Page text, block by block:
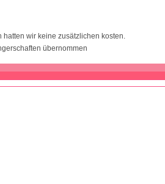
wir keine zusätzlichen kosten.
übernommen